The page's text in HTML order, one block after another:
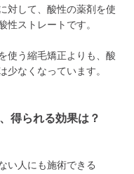
対して、酸性の薬剤を使
性ストレートです。
使う縮毛矯正よりも、酸
少なくなっています。
得られる効果は？
い人にも施術できる